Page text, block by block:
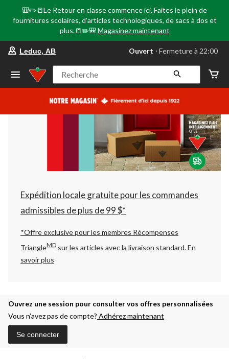
🎒✏️📒Le Retour en classe commence ici. Faites le plein de
fournitures scolaires, d'articles technologiques, de sacs à dos et
plus.📒✏️🎒 Magasinez maintenant
votre
préféré
Leduc,
AB,
courament
Fermeture
à
22:00
cliquer
pour
changer
Leduc, AB Ouvert ⋅ Fermeture à 22:00
Recherche
Expédition locale gratuite pour les commandes
admissibles de plus de 99 $*
*Offre exclusive pour les membres Récompenses
TriangleMD sur les articles avec la livraison standard.En
savoir plus
Ouvrez une session pour consulter vos offres personnalisées
Vous n’avez pas de compte? Adhérez maintenant
Se connecter